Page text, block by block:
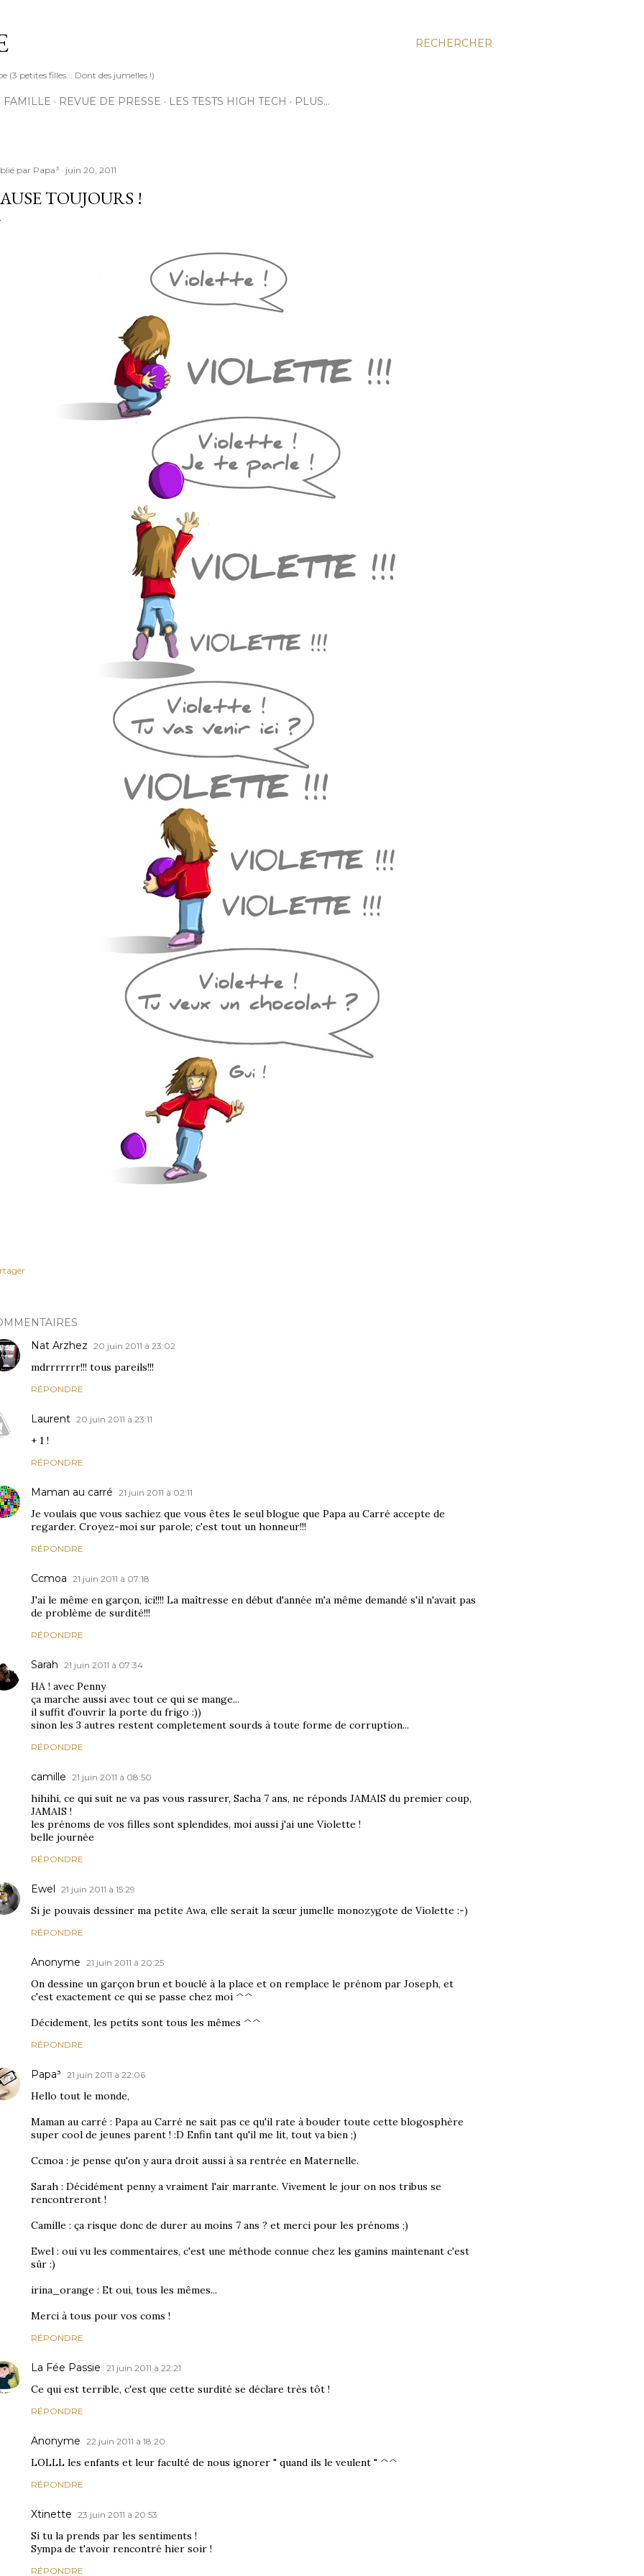
RECHERCHER
(3 petites filles... Dont des jumelles !)
FAMILLE REVUE DE PRESSE LES TESTS HIGH TECH PLUS…
par Papa³ juin 20, 2011
TOUJOURS !
Nat Arzhez 20 juin 2011 à 23:02
mdrrrrrrr!!! tous pareils!!!
RÉPONDRE
Laurent 20 juin 2011 à 23:11
+ 1 !
RÉPONDRE
Maman au carré 21 juin 2011 à 02:11
Je voulais que vous sachiez que vous êtes le seul blogue que Papa au Carré accepte de
regarder. Croyez-moi sur parole; c'est tout un honneur!!!
RÉPONDRE
Ccmoa 21 juin 2011 à 07:18
J'ai le même en garçon, ici!!!! La maîtresse en début d'année m'a même demandé s'il n'avait pas
de problème de surdité!!!
RÉPONDRE
Sarah 21 juin 2011 à 07:34
HA ! avec Penny
ça marche aussi avec tout ce qui se mange...
il suffit d'ouvrir la porte du frigo :))
sinon les 3 autres restent completement sourds à toute forme de corruption...
RÉPONDRE
camille 21 juin 2011 à 08:50
hihihi, ce qui suit ne va pas vous rassurer, Sacha 7 ans, ne réponds JAMAIS du premier coup,
JAMAIS !
les prénoms de vos filles sont splendides, moi aussi j'ai une Violette !
belle journée
RÉPONDRE
Ewel 21 juin 2011 à 15:29
Si je pouvais dessiner ma petite Awa, elle serait la sœur jumelle monozygote de Violette :-)
RÉPONDRE
Anonyme 21 juin 2011 à 20:25
On dessine un garçon brun et bouclé à la place et on remplace le prénom par Joseph, et
c'est exactement ce qui se passe chez moi ^^
Décidement, les petits sont tous les mêmes ^^
RÉPONDRE
Papa³ 21 juin 2011 à 22:06
Hello tout le monde,
Maman au carré : Papa au Carré ne sait pas ce qu'il rate à bouder toute cette blogosphère
super cool de jeunes parent ! :D Enfin tant qu'il me lit, tout va bien ;)
Ccmoa : je pense qu'on y aura droit aussi à sa rentrée en Maternelle.
Sarah : Décidément penny a vraiment l'air marrante. Vivement le jour on nos tribus se
rencontreront !
Camille : ça risque donc de durer au moins 7 ans ? et merci pour les prénoms ;)
Ewel : oui vu les commentaires, c'est une méthode connue chez les gamins maintenant c'est
sûr :)
irina_orange : Et oui, tous les mêmes...
Merci à tous pour vos coms !
RÉPONDRE
La Fée Passie 21 juin 2011 à 22:21
Ce qui est terrible, c'est que cette surdité se déclare très tôt !
RÉPONDRE
Anonyme 22 juin 2011 à 18:20
LOLLL les enfants et leur faculté de nous ignorer " quand ils le veulent " ^^
RÉPONDRE
Xtinette 23 juin 2011 à 20:53
Si tu la prends par les sentiments !
Sympa de t'avoir rencontré hier soir !
RÉPONDRE